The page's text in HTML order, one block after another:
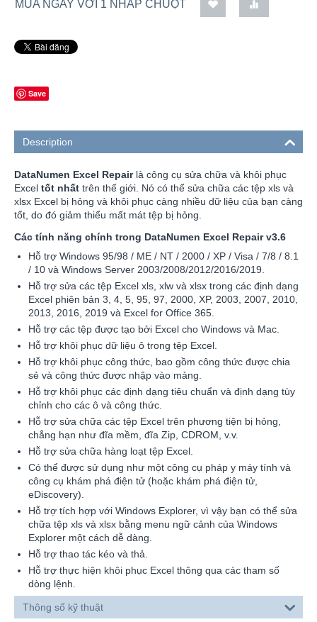
MUA NGAY VỚI 1 NHẤP CHUỘT
Save
Description
DataNumen Excel Repairlà công cụ sửa chữa và khôi phục
Excel tốt nhất trên thế giới. Nó có thể sửa chữa các tệp xls và
xlsx Excel bị hỏng và khôi phục càng nhiều dữ liệu của bạn càng
tốt, do đó giảm thiểu mất mát tệp bị hỏng.
Các tính năng chính trong DataNumen Excel Repair v3.6
Hỗ trợ Windows 95/98 / ME / NT / 2000 / XP / Visa / 7/8 / 8.1
/ 10 và Windows Server 2003/2008/2012/2016/2019.
Hỗ trợ sửa các tệp Excel xls, xlw và xlsx trong các định dạng
Excel phiên bản 3, 4, 5, 95, 97, 2000, XP, 2003, 2007, 2010,
2013, 2016, 2019 và Excel for Office 365.
Hỗ trợ các tệp được tạo bởi Excel cho Windows và Mac.
Hỗ trợ khôi phục dữ liệu ô trong tệp Excel.
Hỗ trợ khôi phục công thức, bao gồm công thức được chia
sẻ và công thức được nhập vào mảng.
Hỗ trợ khôi phục các định dạng tiêu chuẩn và định dạng tùy
chỉnh cho các ô và công thức.
Hỗ trợ sửa chữa các tệp Excel trên phương tiện bị hỏng,
chẳng hạn như đĩa mềm, đĩa Zip, CDROM, v.v.
Hỗ trợ sửa chữa hàng loạt tệp Excel.
Có thể được sử dụng như một công cụ pháp y máy tính và
công cụ khám phá điện tử (hoặc khám phá điện tử,
eDiscovery).
Hỗ trợ tích hợp với Windows Explorer, vì vậy bạn có thể sửa
chữa tệp xls và xlsx bằng menu ngữ cảnh của Windows
Explorer một cách dễ dàng.
Hỗ trợ thao tác kéo và thả.
Hỗ trợ thực hiện khôi phục Excel thông qua các tham số
dòng lệnh.
Thông số kỹ thuật